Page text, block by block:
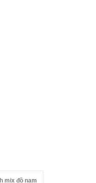
mix đồ nam